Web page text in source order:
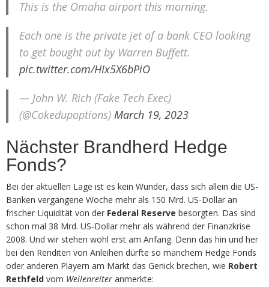
This is the Omaha airport this morning.
Each one is the private jet of a bank CEO looking
to get bought out by Warren Buffett.
pic.twitter.com/HIx5X6bPiO
— John W. Rich (Fake Tech Exec)
(@Cokedupoptions) March 19, 2023
Nächster Brandherd Hedge
Fonds?
Bei der aktuellen Lage ist es kein Wunder, dass sich allein die US-
Banken vergangene Woche mehr als 150 Mrd. US-Dollar an
frischer Liquidität von der Federal Reserve besorgten. Das sind
schon mal 38 Mrd. US-Dollar mehr als während der Finanzkrise
2008. Und wir stehen wohl erst am Anfang. Denn das hin und her
bei den Renditen von Anleihen dürfte so manchem Hedge Fonds
oder anderen Playern am Markt das Genick brechen, wie Robert
Rethfeld vom Wellenreiter anmerkte: